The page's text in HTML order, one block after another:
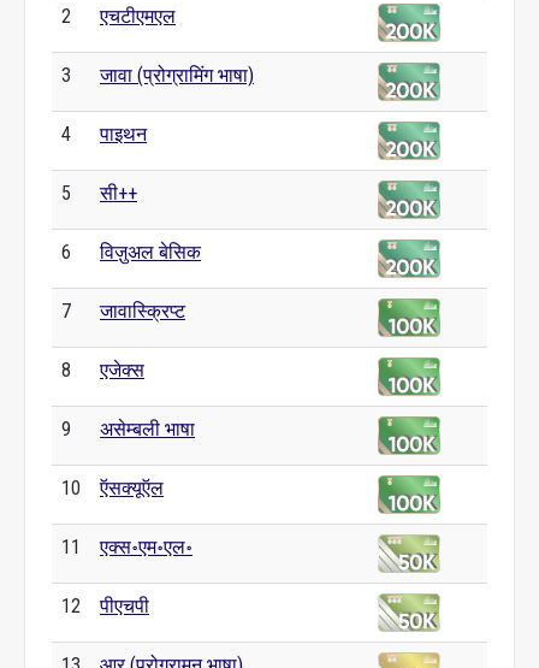
2 एचटीएमएल
3 जावा (प्रोग्रामिंग भाषा)
4 पाइथन
5 सी++
6 विज़ुअल बेसिक
7 जावास्क्रिप्ट
8 एजेक्स
9 असेम्बली भाषा
10 ऍसक्यूऍल
11 एक्स॰एम॰एल॰
12 पीएचपी